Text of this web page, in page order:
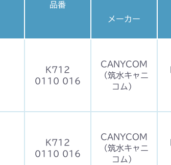
品番
メーカー
K712
0110 016
CANYCOM
（筑水キャニ
コム）
K712
0110 016
CANYCOM
（筑水キャニ
コム）